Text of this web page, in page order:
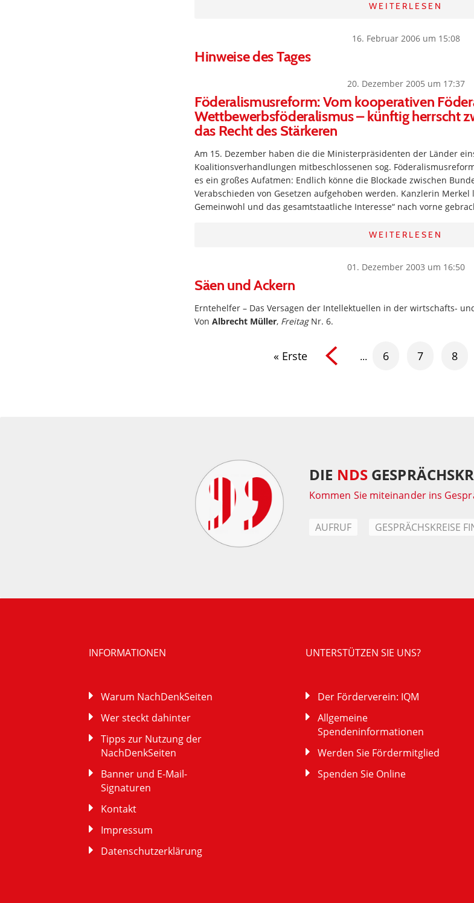
WEITERLESEN
16. Februar 2006 um 15:08
Hinweise des Tages
20. Dezember 2005 um 17:37
Föderalismusreform: Vom kooperativen
Wettbewerbsföderalismus – künftig herrscht
das Recht des Stärkeren
Am 15. Dezember haben die die Ministerpräsidenten der Länder
Koalitionsverhandlungen mitbeschlossenen sog.
es ein großes Aufatmen: Endlich könne die Blockade zwischen
Verabschieden von Gesetzen aufgehoben werden. Kanzlerin Merkel
Gemeinwohl und das gesamtstaatliche Interesse“ nach vorne
WEITERLESEN
01. Dezember 2003 um 16:50
Säen und Ackern
Erntehelfer – Das Versagen der Intellektuellen in der wirtschafts-
Von Albrecht Müller, FreitagNr. 6.
« Erste ... 6 7 8
DIE NDS
Kommen Sie miteinander ins
AUFRUF GESPRÄCHSKREISE
INFORMATIONEN
Warum NachDenkSeiten
Wer steckt dahinter
Tipps zur Nutzung der
NachDenkSeiten
Banner und E-Mail-
Signaturen
Kontakt
Impressum
Datenschutzerklärung
UNTERSTÜTZEN SIE UNS?
Der Förderverein: IQM
Allgemeine
Spendeninformationen
Werden Sie Fördermitglied
Spenden Sie Online